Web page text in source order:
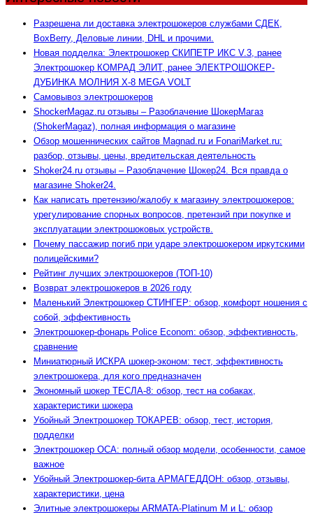
Разрешена ли доставка электрошокеров службами СДЕК,
BoxBerry, Деловые линии, DHL и прочими.
Новая подделка: Электрошокер СКИПЕТР ИКС V.3, ранее
Электрошокер КОМРАД ЭЛИТ, ранее ЭЛЕКТРОШОКЕР-
ДУБИНКА МОЛНИЯ Х-8 MEGA VOLT
Самовывоз электрошокеров
ShockerMagaz.ru отзывы – Разоблачение ШокерМагаз
(ShokerMagaz), полная информация о магазине
Обзор мошеннических сайтов Magnad.ru и FonariMarket.ru:
разбор, отзывы, цены, вредительская деятельность
Shoker24.ru отзывы – Разоблачение Шокер24. Вся правда о
магазине Shoker24.
Как написать претензию/жалобу к магазину электрошокеров:
урегулирование спорных вопросов, претензий при покупке и
эксплуатации электрошоковых устройств.
Почему пассажир погиб при ударе электрошокером иркутскими
полицейскими?
Рейтинг лучших электрошокеров (ТОП-10)
Возврат электрошокеров в 2026 году
Маленький Электрошокер СТИНГЕР: обзор, комфорт ношения с
собой, эффективность
Электрошокер-фонарь Police Econom: обзор, эффективность,
сравнение
Миниатюрный ИСКРА шокер-эконом: тест, эффективность
электрошокера, для кого предназначен
Экономный шокер ТЕСЛА-8: обзор, тест на собаках,
характеристики шокера
Убойный Электрошокер ТОКАРЕВ: обзор, тест, история,
подделки
Электрошокер ОСА: полный обзор модели, особенности, самое
важное
Убойный Электрошокер-бита АРМАГЕДДОН: обзор, отзывы,
характеристики, цена
Элитные электрошокеры ARMATA-Platinum M и L: обзор